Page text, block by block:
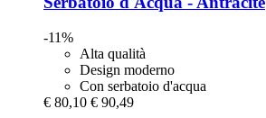
-11%
Alta qualità
Design moderno
Con serbatoio d'acqua
€ 80,10 € 90,49